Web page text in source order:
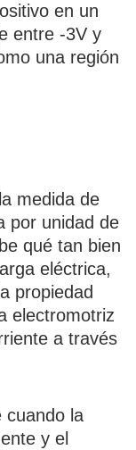
en un
entre -3V y
una región
medida de
por unidad de
qué tan bien
eléctrica,
propiedad
electromotriz
a través
cuando la
y el